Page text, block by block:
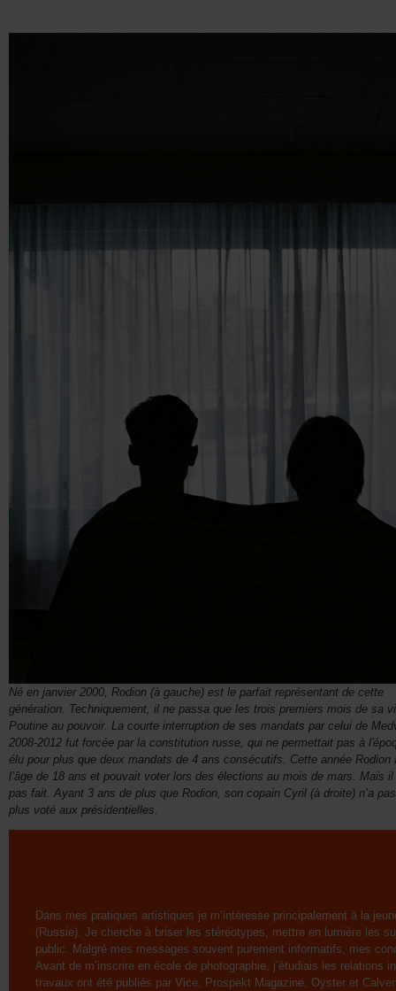
Né en janvier 2000, Rodion (à gauche) est le parfait représentant de cette
génération. Techniquement, il ne passa que les trois premiers mois de sa
Poutine au pouvoir. La courte interruption de ses mandats par celui de
2008-2012 fut forcée par la constitution russe, qui ne permettait pas à
élu pour plus que deux mandats de 4 ans consécutifs. Cette année Rodion
l’âge de 18 ans et pouvait voter lors des élections au mois de mars. Mais il
pas fait. Ayant 3 ans de plus que Rodion, son copain Cyril (à droite) n’a
plus voté aux présidentielles.
Dans mes pratiques artistiques je m’intéresse principalement à la
(Russie). Je cherche à briser les stéréotypes, mettre en lumière les
public. Malgré mes messages souvent purement informatifs, mes
Avant de m’inscrire en école de photographie, j’étudiais les
travaux ont été publiés par Vice, Prospekt Magazine, Oyster et